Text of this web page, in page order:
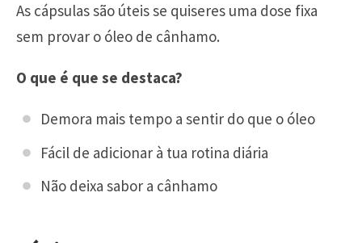
As cápsulas são úteis se quiseres uma dose fixa
sem provar o óleo de cânhamo.
O que é que se destaca?
Demora mais tempo a sentir do que o óleo
Fácil de adicionar à tua rotina diária
Não deixa sabor a cânhamo